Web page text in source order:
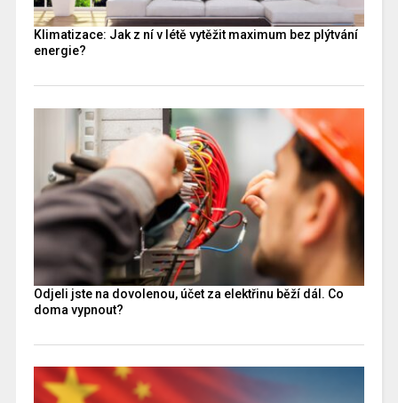
Klimatizace: Jak z ní v létě vytěžit maximum bez plýtvání
energie?
Odjeli jste na dovolenou, účet za elektřinu běží dál. Co
doma vypnout?